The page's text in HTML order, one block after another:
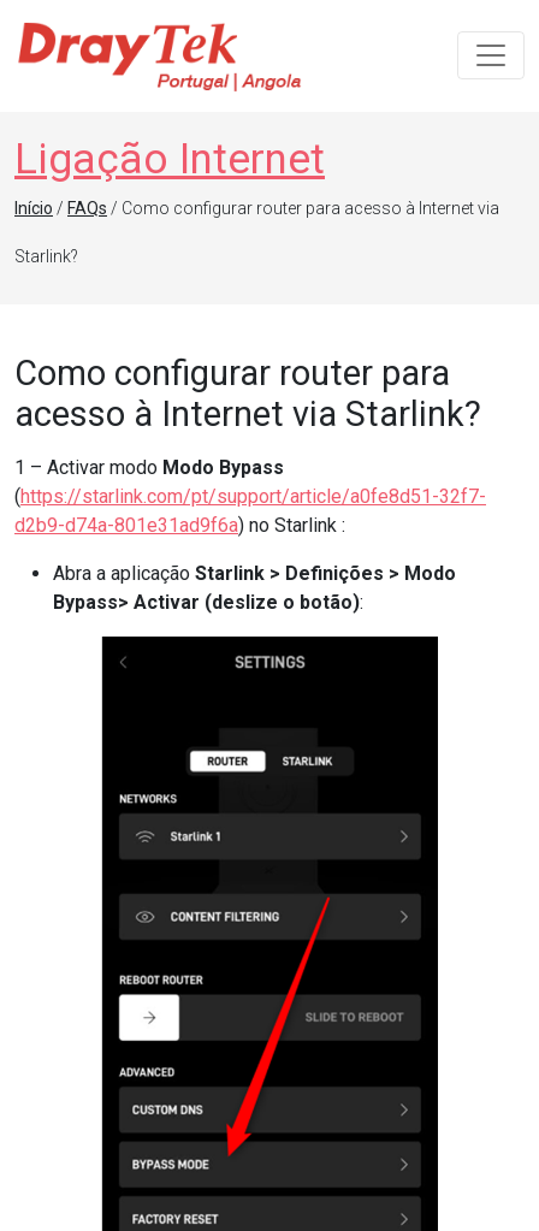
Navegação principal
Ligação Internet
Início / FAQs / Como configurar router para acesso à Internet via
Starlink?
Como configurar router para
acesso à Internet via Starlink?
1 – Activar modo Modo Bypass
(https://starlink.com/pt/support/article/a0fe8d51-32f7-
d2b9-d74a-801e31ad9f6a) no Starlink :
Abra a aplicação Starlink > Definições > Modo
Bypass> Activar (deslize o botão):